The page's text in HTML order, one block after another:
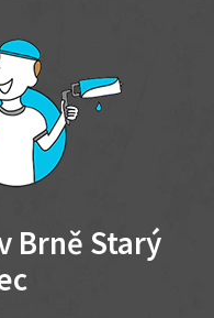
Brně Starý